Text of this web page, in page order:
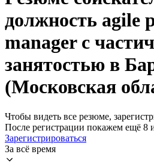
должность agile
manager с
занятостью в
(Московская
Чтобы видеть все резюме,
После регистрации покажем ещё 8
Зарегистрироваться
За всё время